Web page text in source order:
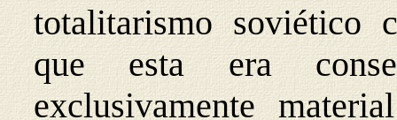
totalitarismo soviético
que esta era
exclusivamente